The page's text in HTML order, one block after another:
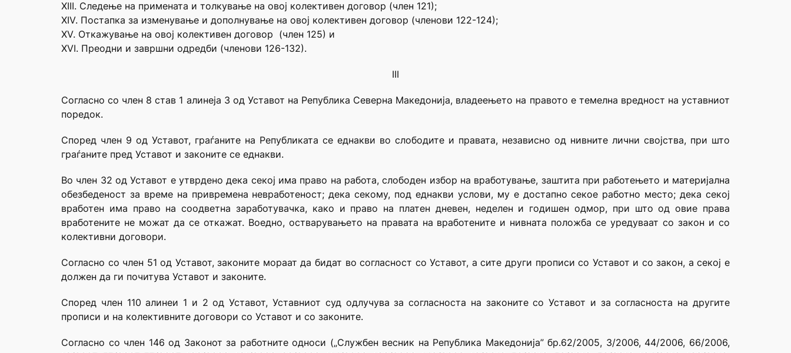
XIII. Следење на примената и толкување на овој колективен договор (член 121);
XIV. Постапка за изменување и дополнување на овој колективен договор (членови 122-124);
XV. Откажување на овој колективен договор (член 125) и
XVI. Преодни и завршни одредби (членови 126-132).
III
Согласно со член 8 став 1 алинеја 3 од Уставот на Република Северна Македонија, владеењето на правото е темелна вредност на уставниот
поредок.
Според член 9 од Уставот, граѓаните на Републиката се еднакви во слободите и правата, независно од нивните лични својства, при што
граѓаните пред Уставот и законите се еднакви.
Во член 32 од Уставот е утврдено дека секој има право на работа, слободен избор на вработување, заштита при работењето и материјална
обезбеденост за време на привремена невработеност; дека секому, под еднакви услови, му е достапно секое работно место; дека секој
вработен има право на соодветна заработувачка, како и право на платен дневен, неделен и годишен одмор, при што од овие права
вработените не можат да се откажат. Воедно, остварувањето на правата на вработените и нивната положба се уредуваат со закон и со
колективни договори.
Согласно со член 51 од Уставот, законите мораат да бидат во согласност со Уставот, а сите други прописи со Уставот и со закон, а секој е
должен да ги почитува Уставот и законите.
Според член 110 алинеи 1 и 2 од Уставот, Уставниот суд одлучува за согласноста на законите со Уставот и за согласноста на другите
прописи и на колективните договори со Уставот и со законите.
Согласно со член 146 од Законот за работните односи („Службен весник на Република Македонија” бр.62/2005, 3/2006, 44/2006, 66/2006,